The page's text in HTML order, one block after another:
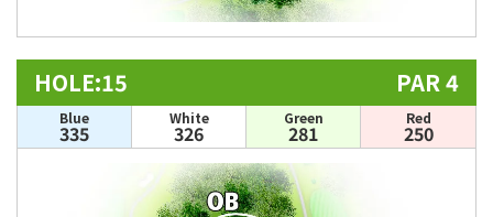
HOLE:15 PAR 4
Blue
335
White
326
Green
281
Red
250